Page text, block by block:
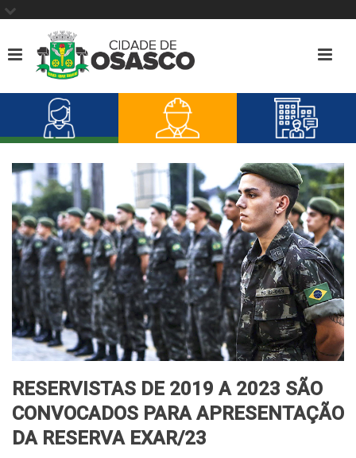
RESERVISTAS DE 2019 A 2023 SÃO
CONVOCADOS PARA APRESENTAÇÃO
DA RESERVA EXAR/23